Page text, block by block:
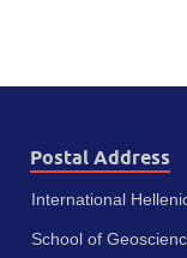
Postal Address
International
School of